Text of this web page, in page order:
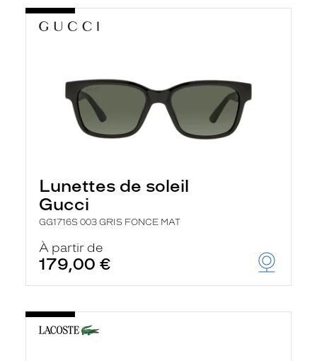
Lunettes de soleil
Gucci
GG1716S 003 GRIS FONCE MAT
À partir de
179,00 €